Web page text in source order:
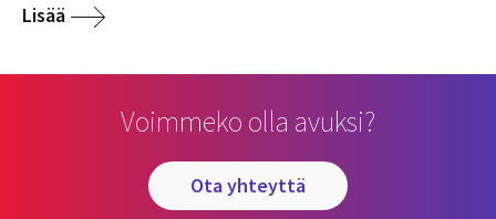
Lisää
Voimmeko olla avuksi?
ota yhteyttä